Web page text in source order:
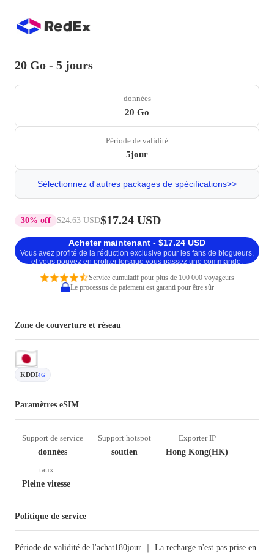
20 Go - 5 jours
données
20 Go
Période de validité
5jour
Sélectionnez d'autres packages de spécifications>>
30% off $24.63 USD$17.24 USD
Acheter maintenant - $17.24 USD
Vous avez profité de la réduction exclusive pour les fans de blogueurs,
et vous pouvez en profiter lorsque vous passez une commande.
Service cumulatif pour plus de 100 000 voyageurs
Le processus de paiement est garanti pour être sûr
Zone de couverture et réseau
KDDI4G
Paramètres eSIM
Support de service
données
Support hotspot
soutien
Exporter IP
Hong Kong(HK)
taux
Pleine vitesse
Politique de service
Période de validité de l'achat180jour ｜ La recharge n'est pas prise en